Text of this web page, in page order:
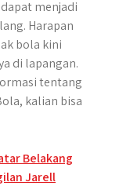
menjadi
Harapan
bola kini
di lapangan.
tentang
kalian bisa
Belakang
Jarell